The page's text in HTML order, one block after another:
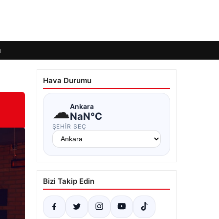
Hava Durumu
☁Ankara
NaN°C
ŞEHIR SEÇ
Bizi Takip Edin